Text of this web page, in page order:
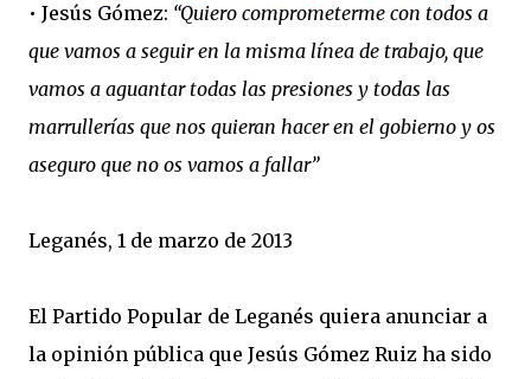
• Jesús Gómez: “Quiero comprometerme con todos a
que vamos a seguir en la misma línea de trabajo, que
vamos a aguantar todas las presiones y todas las
marrullerías que nos quieran hacer en el gobierno y os
aseguro que no os vamos a fallar”
Leganés, 1 de marzo de 2013
El Partido Popular de Leganés quiera anunciar a
la opinión pública que Jesús Gómez Ruiz ha sido